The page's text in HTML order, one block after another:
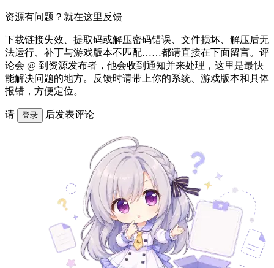
资源有问题？就在这里反馈
下载链接失效、提取码或解压密码错误、文件损坏、解压后无
法运行、补丁与游戏版本不匹配……都请直接在下面留言。评
论会 @ 到资源发布者，他会收到通知并来处理，这里是最快
能解决问题的地方。反馈时请带上你的系统、游戏版本和具体
报错，方便定位。
请 登录 后发表评论